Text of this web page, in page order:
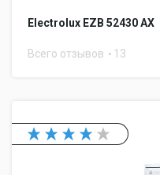
Electrolux EZB 52430 AX
Всего отзывов 13